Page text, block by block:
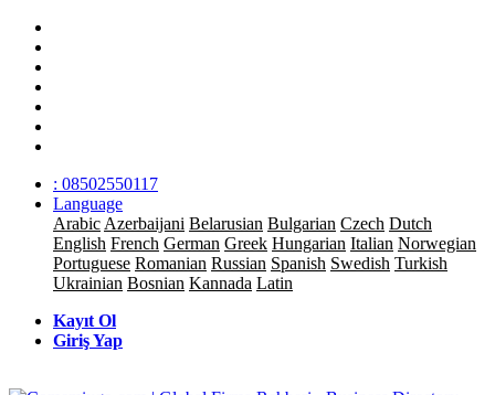
: 08502550117
Language
Arabic Azerbaijani Belarusian Bulgarian Czech Dutch
English French German Greek Hungarian Italian Norwegian
Portuguese Romanian Russian Spanish Swedish Turkish
Ukrainian Bosnian Kannada Latin
Kayıt Ol
Giriş Yap